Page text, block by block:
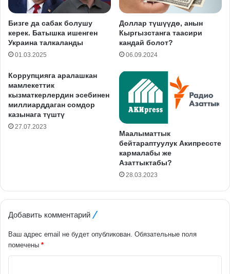
Бизге да сабак болушу
керек. Батышка ишенген
Украина талкаланды
01.03.2025
Доллар түшүүдө, анын
Кыргызстанга таасири
кандай болот?
06.09.2024
Коррупцияга аралашкан
мамлекеттик
кызматкерлердин эсебинен
миллиарддаган сомдор
казынага түштү
27.07.2023
Маалыматтык
бейтараптуулук Акипрессте
кармалабы же
Азаттыктабы?
28.03.2023
Добавить комментарий
Ваш адрес email не будет опубликован. Обязательные поля
помечены *